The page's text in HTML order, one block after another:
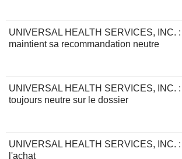
UNIVERSAL HEALTH SERVICES, INC.
maintient sa recommandation neutre
UNIVERSAL HEALTH SERVICES, INC.
toujours neutre sur le dossier
UNIVERSAL HEALTH SERVICES, INC.
l'achat